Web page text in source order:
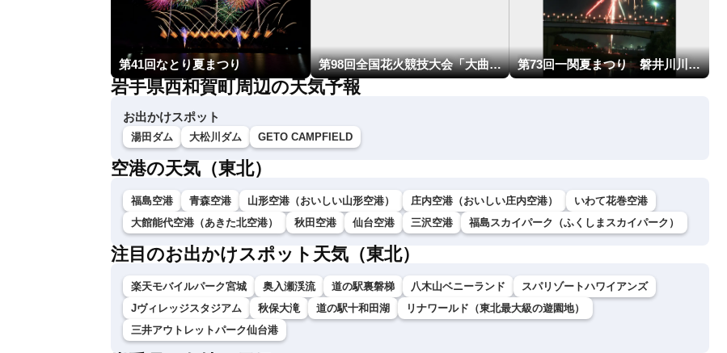
第41回なとり夏まつり 第98回全国花火競技大会「大曲の花火」 第73回一関夏まつり 磐井川川開き花火大会
岩手県西和賀町周辺の天気予報
お出かけスポット
湯田ダム 大松川ダム GETO CAMPFIELD
空港の天気（東北）
福島空港 青森空港 山形空港（おいしい山形空港） 庄内空港（おいしい庄内空港）
いわて花巻空港
大館能代空港（あきた北空港）
秋田空港 仙台空港 三沢空港 福島スカイパーク（ふくしまスカイパーク）
注目のお出かけスポット天気（東北）
楽天モバイルパーク宮城 奥入瀬渓流 道の駅裏磐梯 八木山ベニーランド
スパリゾートハワイアンズ
Jヴィレッジスタジアム
秋保大滝 道の駅十和田湖
リナワールド（東北最大級の遊園地）
三井アウトレットパーク仙台港